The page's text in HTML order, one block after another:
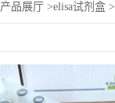
产品展厅 >elisa试剂盒 >